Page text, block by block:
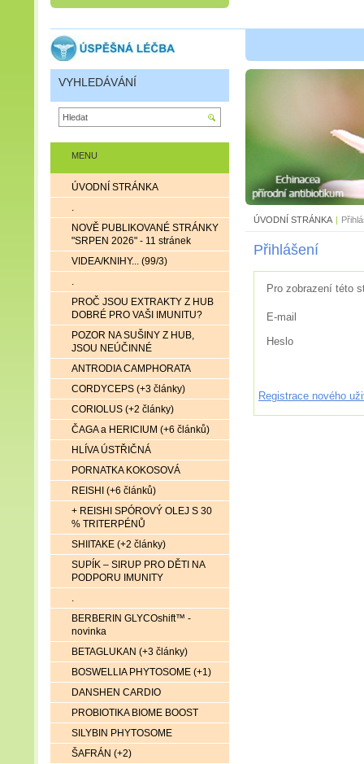
ÚVODNÍ STRÁNKA |
Přihlášení
Pro zobrazení této
E-mail
Heslo
Registrace nového
MENU
ÚVODNÍ STRÁNKA
.
NOVĚ PUBLIKOVANÉ STRÁNKY
"SRPEN 2026" - 11 stránek
VIDEA/KNIHY... (99/3)
.
PROČ JSOU EXTRAKTY Z HUB
DOBRÉ PRO VAŠI IMUNITU?
POZOR NA SUŠINY Z HUB,
JSOU NEÚČINNÉ
ANTRODIA CAMPHORATA
CORDYCEPS (+3 články)
CORIOLUS (+2 články)
ČAGA a HERICIUM (+6 článků)
HLÍVA ÚSTŘIČNÁ
PORNATKA KOKOSOVÁ
REISHI (+6 článků)
+ REISHI SPÓROVÝ OLEJ S 30
% TRITERPÉNŮ
SHIITAKE (+2 články)
SUPÍK – SIRUP PRO DĚTI NA
PODPORU IMUNITY
.
BERBERIN GLYCOshift™ -
novinka
BETAGLUKAN (+3 články)
BOSWELLIA PHYTOSOME (+1)
DANSHEN CARDIO
PROBIOTIKA BIOME BOOST
SILYBIN PHYTOSOME
ŠAFRÁN (+2)
VYHLEDÁVÁNÍ